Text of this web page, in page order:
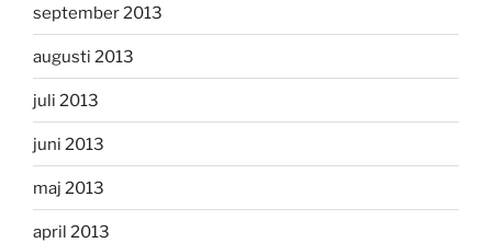
september 2013
augusti 2013
juli 2013
juni 2013
maj 2013
april 2013